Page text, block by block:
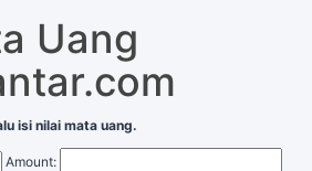
Uang
isi nilai mata uang.
Amount: